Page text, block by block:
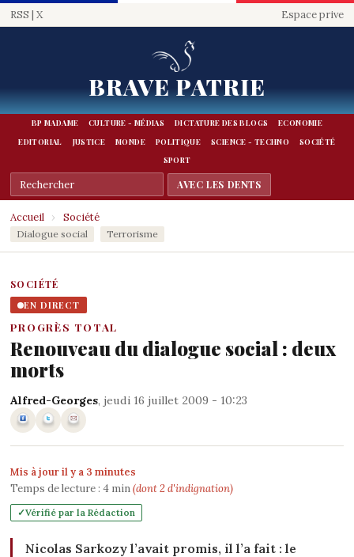
RSS | X Espace prive
BRAVE PATRIE
BP MADAME CULTURE - MÉDIAS DICTATURE DES BLOGS
ECONOMIE
EDITORIAL
JUSTICE MONDE POLITIQUE SCIENCE - TECHNO
SOCIÉTÉ
SPORT
Accueil › Société
Dialogue social Terrorisme
SOCIÉTÉ
EN DIRECT
PROGRÈS TOTAL
Renouveau du dialogue social : deux
morts
Alfred-Georges, jeudi 16 juillet 2009 - 10:23
Mis à jour il y a 3 minutes
Temps de lecture : 4min(dont 2 d'indignation)
Vérifié par la Rédaction
Nicolas Sarkozy l’avait promis, il l’a fait : le